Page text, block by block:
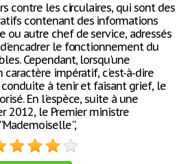
contre les circulaires, qui sont des
contenant des informations
ou autre chef de service, adressés
le fonctionnement du
Cependant, lorsqu'une
caractère impératif, c'est-à-dire
à tenir et faisant grief, le
En l'espèce, suite à une
2012, le Premier ministre